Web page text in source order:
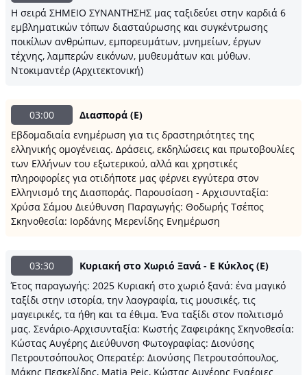
Η σειρά ΣΗΜΕΙΟ ΣΥΝΑΝΤΗΣΗΣ μας ταξιδεύει στην καρδιά 6
εμβληματικών τόπων διασταύρωσης και συγκέντρωσης
ποικίλων ανθρώπων, εμπορευμάτων, μνημείων, έργων
τέχνης, λαμπερών εικόνων, μυθευμάτων και μύθων.
Ντοκιμαντέρ (Αρχιτεκτονική)
03:00
Διασπορά (E)
Εβδομαδιαία ενημέρωση για τις δραστηριότητες της
ελληνικής ομογένειας. Δράσεις, εκδηλώσεις και πρωτοβουλίες
των Ελλήνων του εξωτερικού, αλλά και χρηστικές
πληροφορίες για οτιδήποτε μας φέρνει εγγύτερα στον
Ελληνισμό της Διασποράς. Παρουσίαση - Αρχισυνταξία:
Χρύσα Σάμου Διεύθυνση Παραγωγής: Θοδωρής Τσέπος
Σκηνοθεσία: Ιορδάνης Μερενίδης Ενημέρωση
03:30
Κυριακή στο Χωριό Ξανά - Ε Κύκλος (E)
Έτος παραγωγής: 2025 Κυριακή στο χωριό ξανά: ένα μαγικό
ταξίδι στην ιστορία, την λαογραφία, τις μουσικές, τις
μαγειρικές, τα ήθη και τα έθιμα. Ένα ταξίδι στον πολιτισμό
μας. Σενάριο-Αρχισυνταξία: Κωστής Ζαφειράκης Σκηνοθεσία:
Κώστας Αυγέρης Διεύθυνση Φωτογραφίας: Διονύσης
Πετρουτσόπουλος Οπερατέρ: Διονύσης Πετρουτσόπουλος,
Μάκης Πεσκελίδης, Matja Peic, Κώστας Αυγέρης Εναέριες